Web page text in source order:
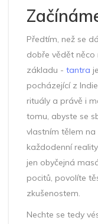
Předtím, než se
dobře vědět
základu - tantra
pocházející z
rituály a právě i
tomu, abyste se
vlastním tělem na
každodenní
jen obyčejná
pocitů, povolíte
zkušenostem.
Nechte se tedy